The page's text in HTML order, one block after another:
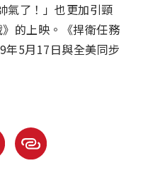
氣了！」也更加引頸
的上映。《捍衛任務
年5月17日與全美同步